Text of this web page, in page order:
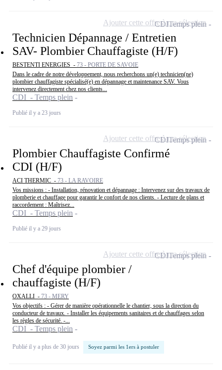
Technicien Dépannage / Entretien
SAV- Plombier Chauffagiste (H/F)
BESTENTI ENERGIES - 73 - PORTE DE SAVOIE
Dans le cadre de notre développement, nous recherchons un(e) technicien(ne)
plombier chauffagiste spécialisé(e) en dépannage et maintenance SAV. Vous
intervenez directement chez nos clients...
CDI - Temps plein
Publié il y a 23 jours
CDITemps plein
Ajouter cette offre à ma sélection
Plombier Chauffagiste Confirmé
CDI (H/F)
ACI THERMIC - 73 - LA RAVOIRE
Vos missions : - Installation, rénovation et dépannage : Intervenez sur des travaux de
plomberie et chauffage pour garantir le confort de nos clients. - Lecture de plans et
raccordement : Maîtrisez...
CDI - Temps plein
Publié il y a 29 jours
CDITemps plein
Ajouter cette offre à ma sélection
Chef d'équipe plombier /
chauffagiste (H/F)
OXALLI - 73 - MERY
Vos objectifs : - Gérer de manière opérationnelle le chantier, sous la direction du
conducteur de travaux. - Installer les équipements sanitaires et de chauffages selon
les règles de sécurité. -...
CDI - Temps plein
Publié il y a plus de 30 jours Soyez parmi les 1ers à postuler
CDITemps plein
Ajouter cette offre à ma sélection